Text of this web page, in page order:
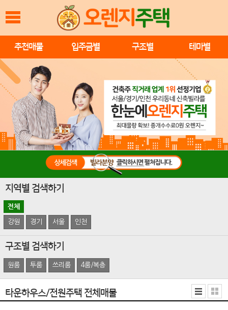
추천매물 입주금별 구조별 테마별
지역별 검색하기
전체
강원 경기 서울 인천
구조별 검색하기
원룸 투룸 쓰리룸 4룸/복층
타운하우스/전원주택 전체매물